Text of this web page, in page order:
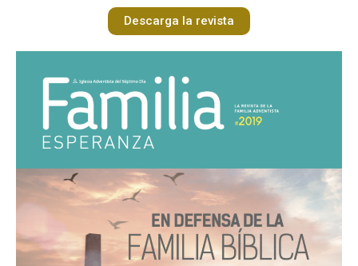
Descarga la revista